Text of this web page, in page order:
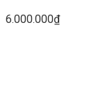
6.000.000₫